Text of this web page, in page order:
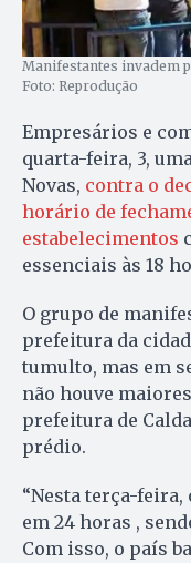
Manifestantes invadem
Foto: Reprodução
Empresários e
quarta-feira, 3,
Novas, contra o
horário de
estabelecimentos
essenciais às 18
O grupo de
prefeitura da
tumulto, mas em
não houve
prefeitura de
prédio.
“Nesta terça-
em 24 horas ,
Com isso, o país